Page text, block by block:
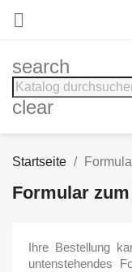

search
clear
Startseite
Formular
Ihre Bestellung
untenstehendes